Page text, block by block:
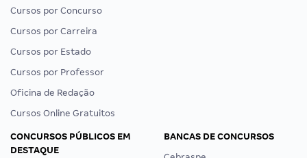
Cursos por Concurso
Cursos por Carreira
Cursos por Estado
Cursos por Professor
Oficina de Redação
Cursos Online Gratuitos
CONCURSOS PÚBLICOS EM
DESTAQUE
BANCAS DE CONCURSOS